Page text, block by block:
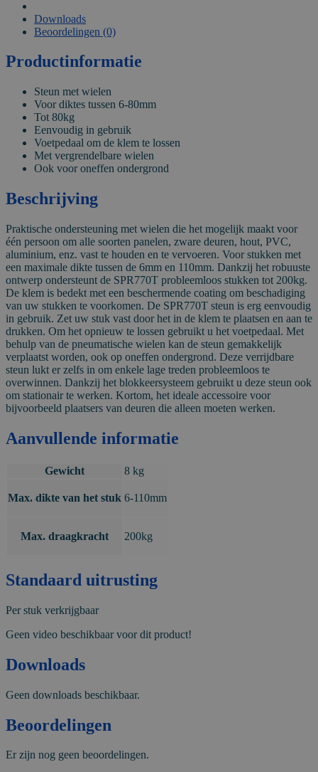
Downloads
Beoordelingen (0)
Productinformatie
Steun met wielen
Voor diktes tussen 6-80mm
Tot 80kg
Eenvoudig in gebruik
Voetpedaal om de klem te lossen
Met vergrendelbare wielen
Ook voor oneffen ondergrond
Beschrijving
Praktische ondersteuning met wielen die het mogelijk maakt voor
één persoon om alle soorten panelen, zware deuren, hout, PVC,
aluminium, enz. vast te houden en te vervoeren. Voor stukken met
een maximale dikte tussen de 6mm en 110mm. Dankzij het robuuste
ontwerp ondersteunt de SPR770T probleemloos stukken tot 200kg.
De klem is bedekt met een beschermende coating om beschadiging
van uw stukken te voorkomen. De SPR770T steun is erg eenvoudig
in gebruik. Zet uw stuk vast door het in de klem te plaatsen en aan te
drukken. Om het opnieuw te lossen gebruikt u het voetpedaal. Met
behulp van de pneumatische wielen kan de steun gemakkelijk
verplaatst worden, ook op oneffen ondergrond. Deze verrijdbare
steun lukt er zelfs in om enkele lage treden probleemloos te
overwinnen. Dankzij het blokkeersysteem gebruikt u deze steun ook
om stationair te werken. Kortom, het ideale accessoire voor
bijvoorbeeld plaatsers van deuren die alleen moeten werken.
Aanvullende informatie
Gewicht 8 kg
Max. dikte van het stuk 6-110mm
Max. draagkracht 200kg
Standaard uitrusting
Per stuk verkrijgbaar
Geen video beschikbaar voor dit product!
Downloads
Geen downloads beschikbaar.
Beoordelingen
Er zijn nog geen beoordelingen.